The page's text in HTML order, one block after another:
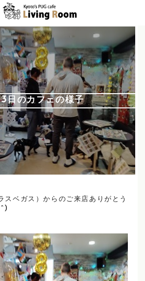
日のカフェの様子
スベガス）からのご来店ありがとう